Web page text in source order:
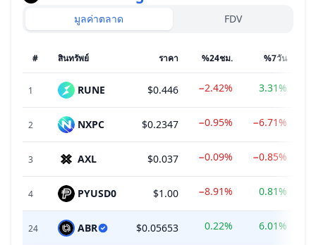
มูลค่าตลาด FDV
# สินทรัพย์ ราคา %24ชม. %7วัน
1 RUNE $0.446 −2.42% 3.31%
2 NXPC $0.2347 −0.95% −6.71%
3 AXL $0.037 −0.09% −0.85%
4 PYUSD0 $1.00 −8.91% 0.81%
24 ABR $0.05653 0.22% 6.01%